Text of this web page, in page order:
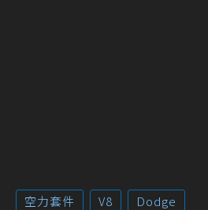
空力套件 V8 Dodge